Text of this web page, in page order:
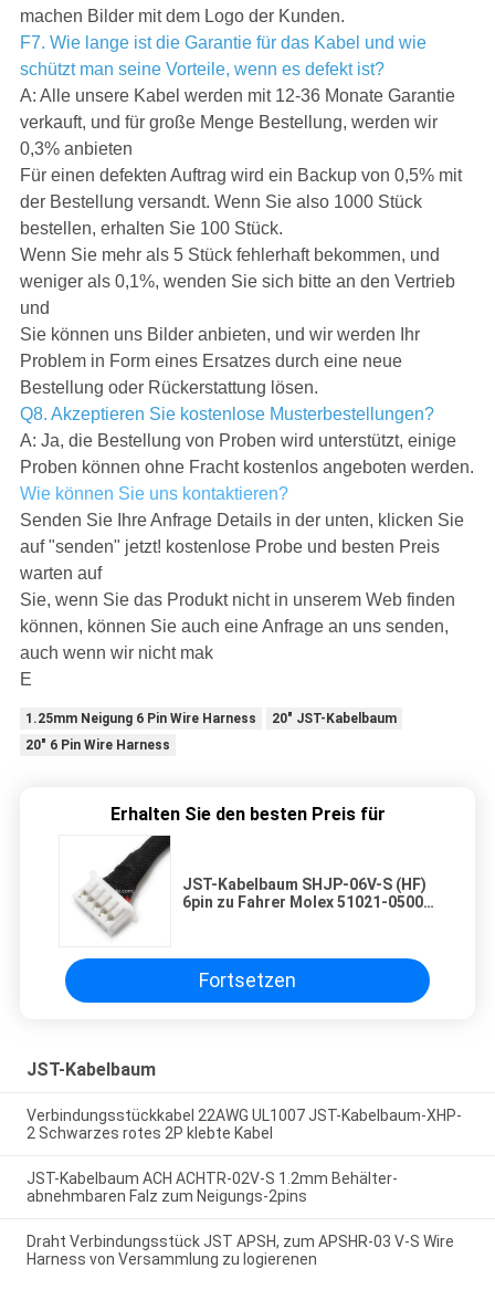
machen Bilder mit dem Logo der Kunden.
F7. Wie lange ist die Garantie für das Kabel und wie
schützt man seine Vorteile, wenn es defekt ist?
A: Alle unsere Kabel werden mit 12-36 Monate Garantie
verkauft, und für große Menge Bestellung, werden wir
0,3% anbieten
Für einen defekten Auftrag wird ein Backup von 0,5% mit
der Bestellung versandt. Wenn Sie also 1000 Stück
bestellen, erhalten Sie 100 Stück.
Wenn Sie mehr als 5 Stück fehlerhaft bekommen, und
weniger als 0,1%, wenden Sie sich bitte an den Vertrieb
und
Sie können uns Bilder anbieten, und wir werden Ihr
Problem in Form eines Ersatzes durch eine neue
Bestellung oder Rückerstattung lösen.
Q8. Akzeptieren Sie kostenlose Musterbestellungen?
A: Ja, die Bestellung von Proben wird unterstützt, einige
Proben können ohne Fracht kostenlos angeboten werden.
Wie können Sie uns kontaktieren?
Senden Sie Ihre Anfrage Details in der unten, klicken Sie
auf "senden" jetzt! kostenlose Probe und besten Preis
warten auf
Sie, wenn Sie das Produkt nicht in unserem Web finden
können, können Sie auch eine Anfrage an uns senden,
auch wenn wir nicht mak
E
1.25mm Neigung 6 Pin Wire Harness
20" JST-Kabelbaum
20" 6 Pin Wire Harness
Erhalten Sie den besten Preis für
JST-Kabelbaum SHJP-06V-S (HF)
6pin zu Fahrer Molex 51021-0500
Fortsetzen
JST-Kabelbaum
Verbindungsstückkabel 22AWG UL1007 JST-Kabelbaum-XHP-
2 Schwarzes rotes 2P klebte Kabel
JST-Kabelbaum ACH ACHTR-02V-S 1.2mm Behälter-
abnehmbaren Falz zum Neigungs-2pins
Draht Verbindungsstück JST APSH, zum APSHR-03 V-S Wire
Harness von Versammlung zu logierenen